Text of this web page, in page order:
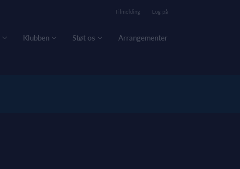
Tilmelding Log på
Klubben Støt os Arrangementer